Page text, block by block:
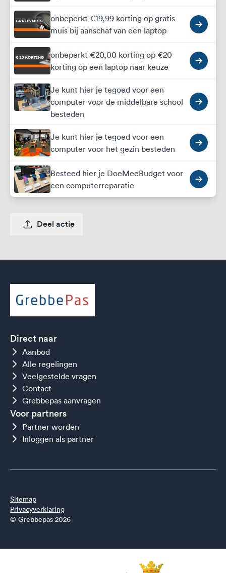
onbeperkt €19,99 korting op gratis
muis bij aanschaf van een laptop
onbeperkt €20,00 korting op €20
korting op een laptop naar keuze
Je kunt hier je tegoed voor een
computer voor de middelbare school
besteden
Je kunt hier je tegoed voor een
computer voor het gezin besteden
Besteed hier je DoeMeeBudget voor
een computerreparatie
Deel actie
Direct naar
Aanbod
Alle regelingen
Veelgestelde vragen
Contact
Grebbepas aanvragen
Voor partners
Partner worden
Inloggen als partner
Sitemap
Privacyverklaring
© Grebbepas 2026